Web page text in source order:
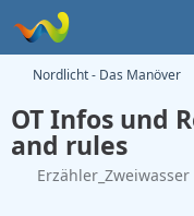
Nordlicht - Das Manöver
OT Infos und
and rules
Erzähler_Zweiwasser